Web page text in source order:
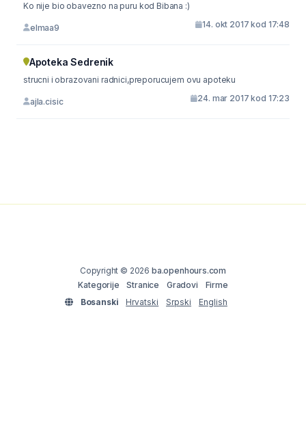
Ko nije bio obavezno na puru kod Bibana :)
elmaa9 14. okt 2017 kod 17:48
Apoteka Sedrenik
strucni i obrazovani radnici,preporucujem ovu apoteku
ajla.cisic 24. mar 2017 kod 17:23
Copyright © 2026 ba.openhours.com
Kategorije
Stranice Gradovi
Firme
Bosanski
Hrvatski Srpski English